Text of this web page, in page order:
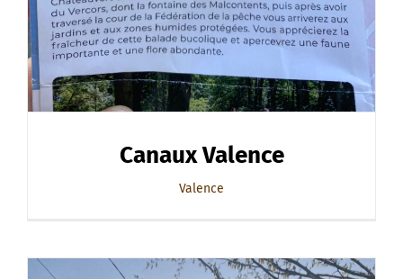
Canaux Valence
Valence